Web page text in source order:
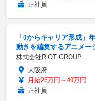
正社員
「0からキャリア形成」
動きを編集するアニメー
株式会社RIOT GROUP
大阪府
月給25万円～40万円
正社員